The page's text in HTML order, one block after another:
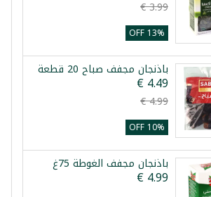
13% OFF
باذنجان مجفف صباح 20 قطعة
10% OFF
باذنجان مجفف الغوطة 75غ